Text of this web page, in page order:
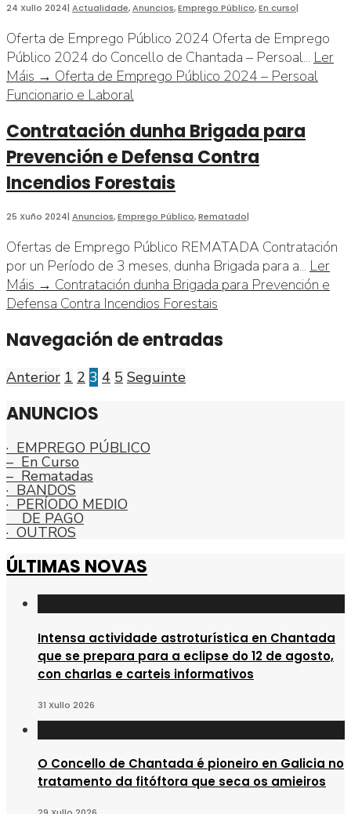
24 Xullo 2024| Actualidade,Anuncios,Emprego Público,En curso|
Oferta de Emprego Público 2024 Oferta de Emprego
Público 2024 do Concello de Chantada – Persoal... Ler
Máis → Oferta de Emprego Público 2024 – Persoal
Funcionario e Laboral
Contratación dunha Brigada para
Prevención e Defensa Contra
Incendios Forestais
25 Xuño 2024| Anuncios,Emprego Público,Rematado|
Ofertas de Emprego Público REMATADA Contratación
por un Período de 3 meses, dunha Brigada para a... Ler
Máis → Contratación dunha Brigada para Prevención e
Defensa Contra Incendios Forestais
Navegación de entradas
Anterior 1 2 3 4 5 Seguinte
ANUNCIOS
· EMPREGO PÚBLICO
– En Curso
– Rematadas
· BANDOS
· PERÍODO MEDIO
DE PAGO
· OUTROS
ÚLTIMAS NOVAS
Intensa actividade astroturística en Chantada
que se prepara para a eclipse do 12 de agosto,
con charlas e carteis informativos
31 Xullo 2026
O Concello de Chantada é pioneiro en Galicia no
tratamento da fitóftora que seca os amieiros